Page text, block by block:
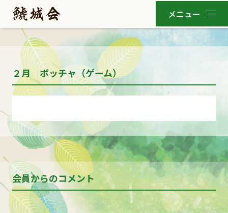
２月 ボッチャ（ゲーム）
会員からのコメント